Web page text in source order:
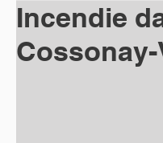
Incendie